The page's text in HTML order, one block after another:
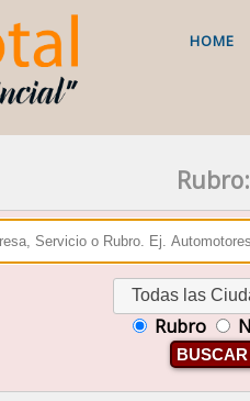
HOME
Rubro:
Todas las
Rubro